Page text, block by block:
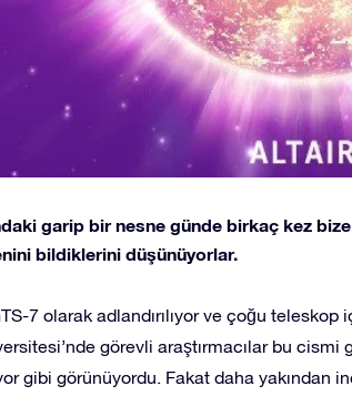
garip bir nesne günde birkaç kez
bildiklerini düşünüyorlar.
7 olarak adlandırılıyor ve çoğu teleskop
görevli araştırmacılar bu
gibi görünüyordu. Fakat daha yakından